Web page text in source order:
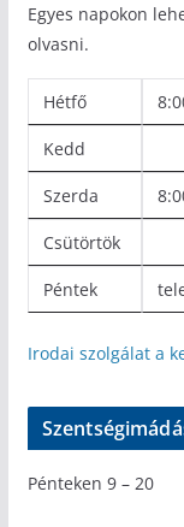
Egyes napokon
olvasni.
Hétfő
Kedd
Szerda
Csütörtök
Péntek
Irodai szolgálat a
Pénteken 9 – 20